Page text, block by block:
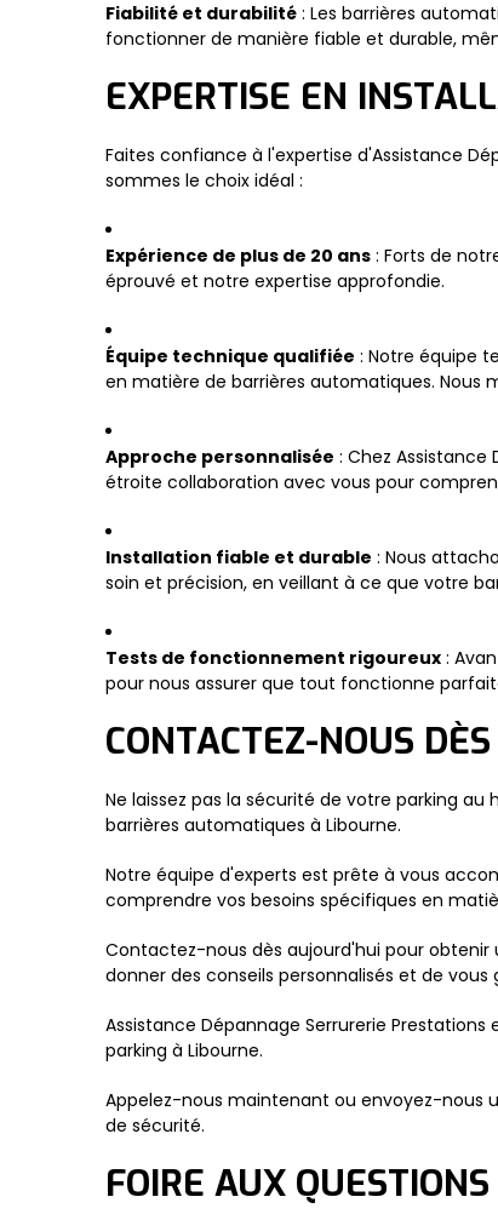
Fiabilité et durabilité : Les barrières
fonctionner de manière fiable et durable,
EXPERTISE EN
Faites confiance à l'expertise d'Assistance
sommes le choix idéal :
Expérience de plus de 20 ans : Forts de
éprouvé et notre expertise approfondie.
Équipe technique qualifiée : Notre équipe
en matière de barrières automatiques.
Approche personnalisée : Chez Assistance
étroite collaboration avec vous pour
Installation fiable et durable : Nous
soin et précision, en veillant à ce que votre
Tests de fonctionnement rigoureux :
pour nous assurer que tout fonctionne
CONTACTEZ-NOUS
Ne laissez pas la sécurité de votre parking
barrières automatiques à Libourne.
Notre équipe d'experts est prête à vous
comprendre vos besoins spécifiques en
Contactez-nous dès aujourd'hui pour obtenir
donner des conseils personnalisés et de
Assistance Dépannage Serrurerie
parking à Libourne.
Appelez-nous maintenant ou envoyez-nous
de sécurité.
FOIRE AUX